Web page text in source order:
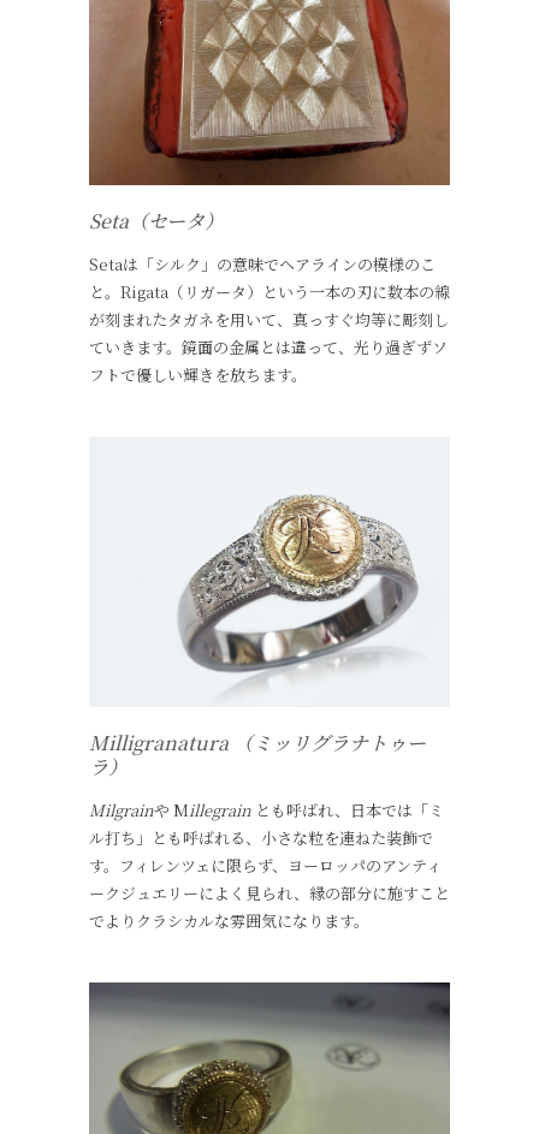
Seta（セータ）
Setaは「シルク」の意味でヘアラインの模様のこ
と。Rigata（リガータ）という一本の刃に数本の線
が刻まれたタガネを用いて、真っすぐ均等に彫刻し
ていきます。鏡面の金属とは違って、光り過ぎずソ
フトで優しい輝きを放ちます。
Milligranatura （ミッリグラナトゥー
ラ）
Milgrainや Millegrain とも呼ばれ、日本では「ミ
ル打ち」とも呼ばれる、小さな粒を連ねた装飾で
す。フィレンツェに限らず、ヨーロッパのアンティ
ークジュエリーによく見られ、縁の部分に施すこと
でよりクラシカルな雰囲気になります。